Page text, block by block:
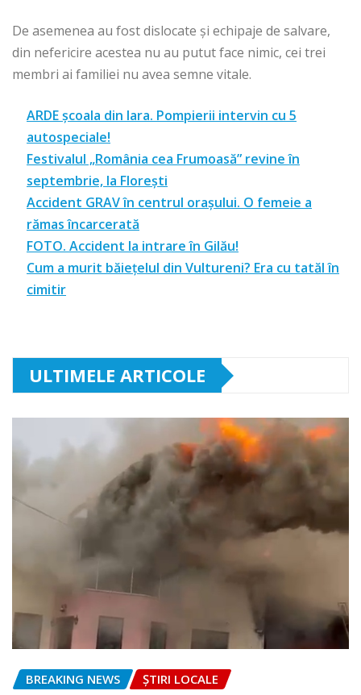
De asemenea au fost dislocate și echipaje de salvare,
din nefericire acestea nu au putut face nimic, cei trei
membri ai familiei nu avea semne vitale.
ARDE școala din Iara. Pompierii intervin cu 5
autospeciale!
Festivalul „România cea Frumoasă” revine în
septembrie, la Florești
Accident GRAV în centrul orașului. O femeie a
rămas încarcerată
FOTO. Accident la intrare în Gilău!
Cum a murit băiețelul din Vultureni? Era cu tatăl în
cimitir
ULTIMELE ARTICOLE
BREAKING NEWS ȘTIRI LOCALE